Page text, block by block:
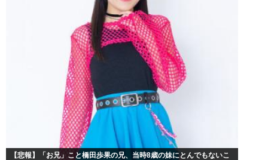
【悲報】「お兄」こと橋田歩果の兄、当時8歳の妹にとんでもないこ